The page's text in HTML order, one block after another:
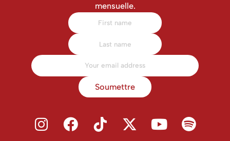
mensuelle.
Soumettre